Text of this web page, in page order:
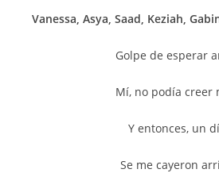
Vanessa, Asya, Saad, Keziah,
Golpe de esperar
Mí, no podía creer
Y entonces, un
Se me cayeron